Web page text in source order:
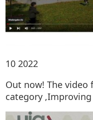
10 2022
Out now! The video
category ‚Improving